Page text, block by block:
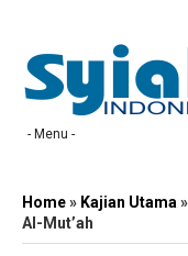
Home» Kajian Utama »
Al-Mut’ah